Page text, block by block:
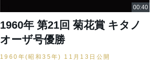
1960年 第21回 菊花賞 キタノ
オーザ号優勝
1960年(昭和35年) 11月13日公開